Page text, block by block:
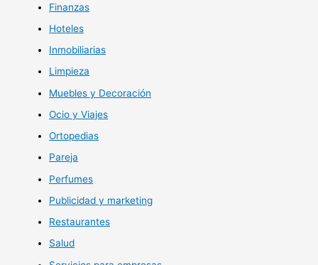
Finanzas
Hoteles
Inmobiliarias
Limpieza
Muebles y Decoración
Ocio y Viajes
Ortopedias
Pareja
Perfumes
Publicidad y marketing
Restaurantes
Salud